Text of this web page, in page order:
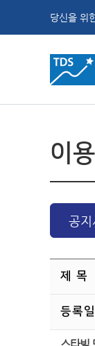
당신을 위
이
공
제 목
등 록 일